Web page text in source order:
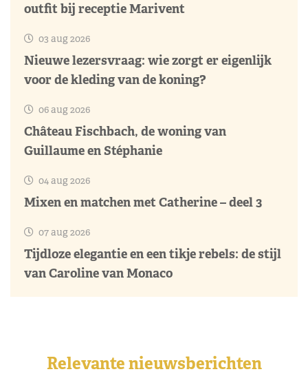
outfit bij receptie Marivent
03 aug 2026
Nieuwe lezersvraag: wie zorgt er eigenlijk
voor de kleding van de koning?
06 aug 2026
Château Fischbach, de woning van
Guillaume en Stéphanie
04 aug 2026
Mixen en matchen met Catherine – deel 3
07 aug 2026
Tijdloze elegantie en een tikje rebels: de stijl
van Caroline van Monaco
Relevante nieuwsberichten